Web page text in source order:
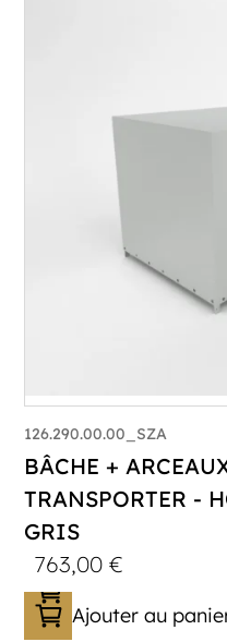
126.290.00.00_SZA
BÂCHE +
TRANSPORTER -
GRIS
763,00€
Ajouter au